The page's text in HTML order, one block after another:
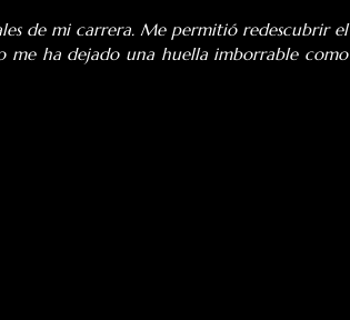
de mi carrera. Me permitió redescubrir el
me ha dejado una huella imborrable como